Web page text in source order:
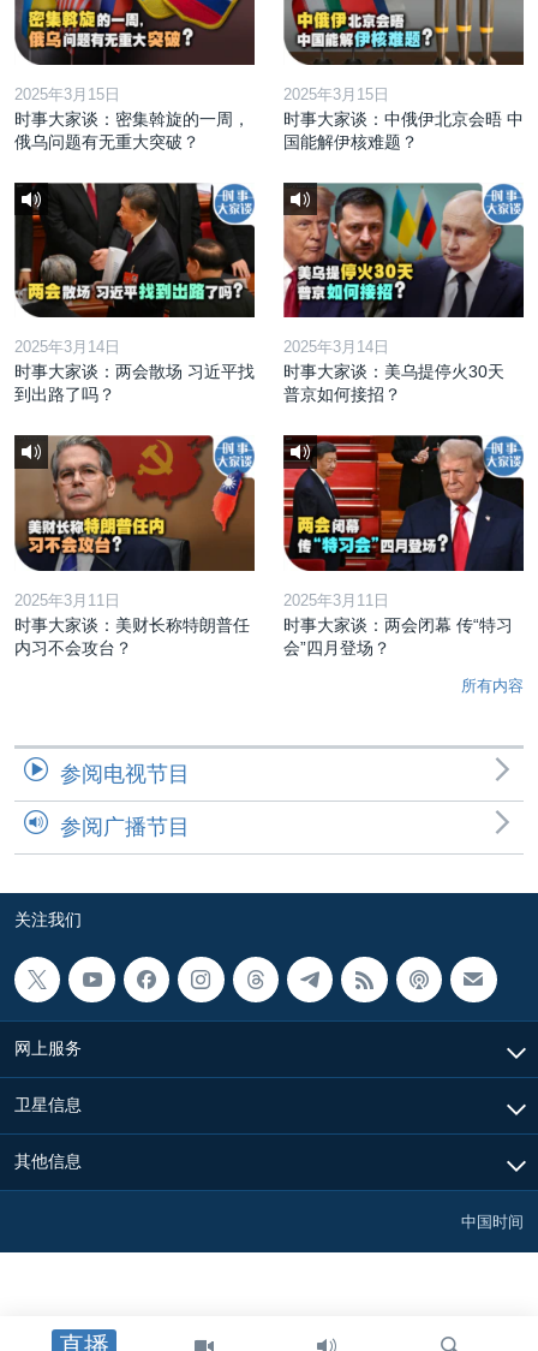
2025年3月15日
时事大家谈：密集斡旋的一周，
俄乌问题有无重大突破？
2025年3月15日
时事大家谈：中俄伊北京会晤 中
国能解伊核难题？
2025年3月14日
时事大家谈：两会散场 习近平找
到出路了吗？
2025年3月14日
时事大家谈：美乌提停火30天
普京如何接招？
2025年3月11日
时事大家谈：美财长称特朗普任
内习不会攻台？
2025年3月11日
时事大家谈：两会闭幕 传“特习
会”四月登场？
所有内容
参阅电视节目
参阅广播节目
关注我们
网上服务
卫星信息
其他信息
中国时间